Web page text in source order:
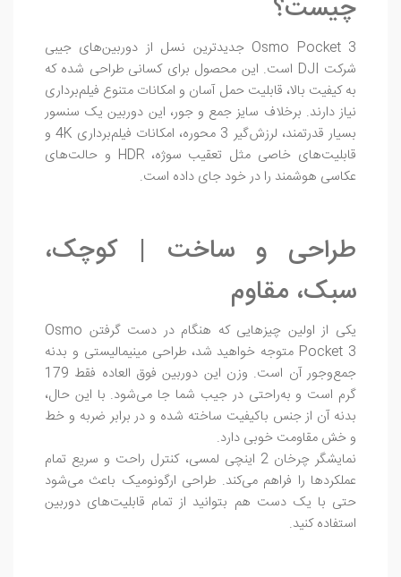
چیست؟
Osmo Pocket 3 جدیدترین نسل از دوربین‌های جیبی
شرکت DJI است. این محصول برای کسانی طراحی شده که
به کیفیت بالا، قابلیت حمل آسان و امکانات متنوع فیلم‌برداری
نیاز دارند. برخلاف سایز جمع‌ و جور، این دوربین یک سنسور
بسیار قدرتمند، لرزش‌گیر 3 محوره، امکانات فیلم‌برداری 4K و
قابلیت‌های خاصی مثل تعقیب سوژه، HDR و حالت‌های
عکاسی هوشمند را در خود جای داده است.
طراحی و ساخت | کوچک،
سبک، مقاوم
یکی از اولین چیزهایی که هنگام در دست گرفتن Osmo
Pocket 3 متوجه خواهید شد، طراحی مینیمالیستی و بدنه
جمع‌وجور آن است. وزن این دوربین فوق العاده فقط 179
گرم است و به‌راحتی در جیب شما جا می‌شود. با این حال،
بدنه آن از جنس باکیفیت ساخته شده و در برابر ضربه و خط
و خش مقاومت خوبی دارد.
نمایشگر چرخان 2 اینچی لمسی، کنترل راحت و سریع تمام
عملکردها را فراهم می‌کند. طراحی ارگونومیک باعث می‌شود
حتی با یک دست هم بتوانید از تمام قابلیت‌های دوربین
استفاده کنید.